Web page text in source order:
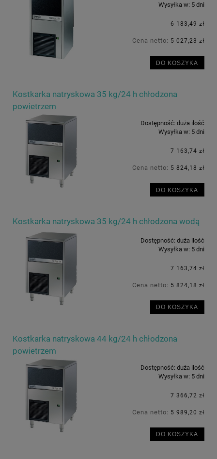
Wysyłka w: 5 dni
6 183,49 zł
Cena netto: 5 027,23 zł
DO KOSZYKA
Kostkarka natryskowa 35 kg/24 h chłodzona
powietrzem
Dostępność: duża ilość
Wysyłka w: 5 dni
7 163,74 zł
Cena netto: 5 824,18 zł
DO KOSZYKA
Kostkarka natryskowa 35 kg/24 h chłodzona wodą
Dostępność: duża ilość
Wysyłka w: 5 dni
7 163,74 zł
Cena netto: 5 824,18 zł
DO KOSZYKA
Kostkarka natryskowa 44 kg/24 h chłodzona
powietrzem
Dostępność: duża ilość
Wysyłka w: 5 dni
7 366,72 zł
Cena netto: 5 989,20 zł
DO KOSZYKA